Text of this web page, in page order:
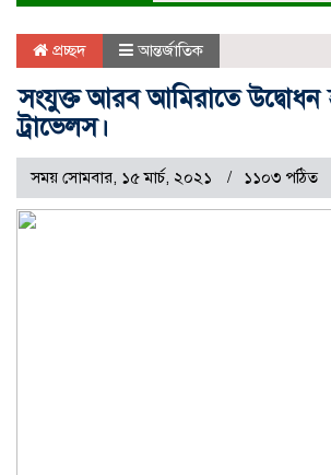
প্রচ্ছদ আন্তর্জাতিক
সংযুক্ত আরব আমিরাতে উদ্বোধন
ট্রাভেলস।
সময় সোমবার, ১৫ মার্চ, ২০২১ ১১০৩ পঠিত